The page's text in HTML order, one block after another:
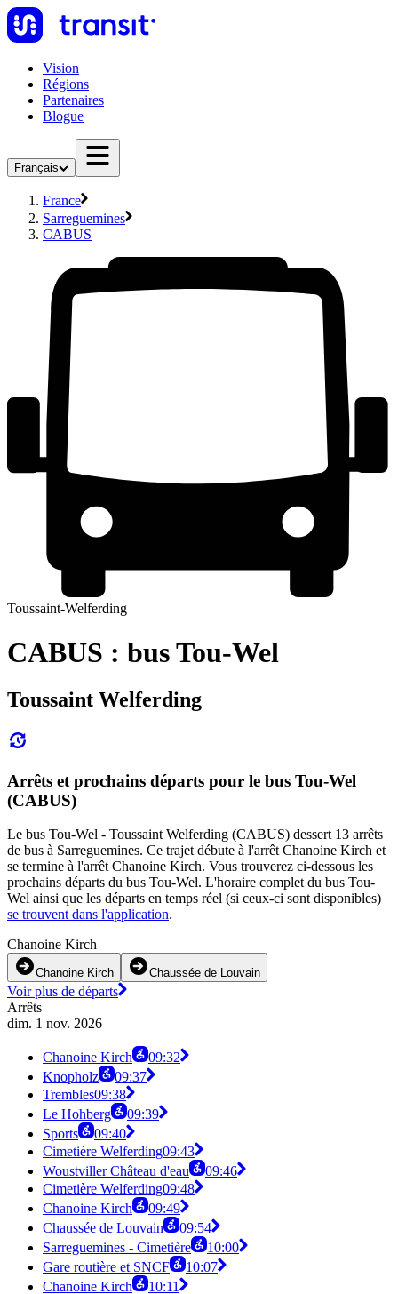
Vision
Régions
Partenaires
Blogue
Français
France
Sarreguemines
CABUS
Toussaint-Welferding
CABUS : bus Tou-Wel
Toussaint Welferding
Arrêts et prochains départs pour le bus Tou-Wel
(CABUS)
Le bus Tou-Wel - Toussaint Welferding (CABUS) dessert 13 arrêts
de bus à Sarreguemines. Ce trajet débute à l'arrêt Chanoine Kirch et
se termine à l'arrêt Chanoine Kirch. Vous trouverez ci-dessous les
prochains départs du bus Tou-Wel. L'horaire complet du bus Tou-
Wel ainsi que les départs en temps réel (si ceux-ci sont disponibles)
se trouvent dans l'application.
Chanoine Kirch
Chanoine Kirch Chaussée de Louvain
Voir plus de départs
Arrêts
dim. 1 nov. 2026
Chanoine Kirch
09:32
Knopholz
09:37
Trembles09:38
Le Hohberg
09:39
Sports
09:40
Cimetière Welferding09:43
Woustviller Château d'eau
09:46
Cimetière Welferding09:48
Chanoine Kirch
09:49
Chaussée de Louvain
09:54
Sarreguemines - Cimetière
10:00
Gare routière et SNCF
10:07
Chanoine Kirch
10:11